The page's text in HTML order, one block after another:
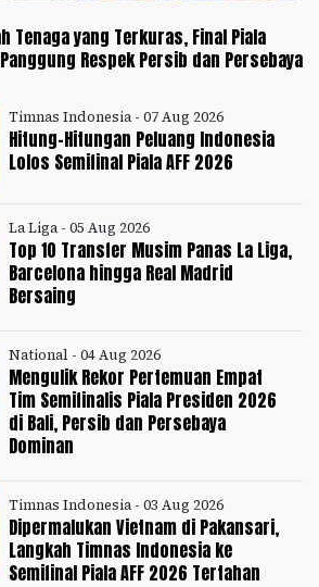
Tenaga yang Terkuras, Final Piala
Respek Persib dan Persebaya
Timnas Indonesia - 07 Aug 2026
Hitung-Hitungan Peluang Indonesia
Lolos Semifinal Piala AFF 2026
La Liga - 05 Aug 2026
Top 10 Transfer Musim Panas La Liga,
Barcelona hingga Real Madrid
Bersaing
National - 04 Aug 2026
Mengulik Rekor Pertemuan Empat
Tim Semifinalis Piala Presiden 2026
di Bali, Persib dan Persebaya
Dominan
Timnas Indonesia - 03 Aug 2026
Dipermalukan Vietnam di Pakansari,
Langkah Timnas Indonesia ke
Semifinal Piala AFF 2026 Tertahan